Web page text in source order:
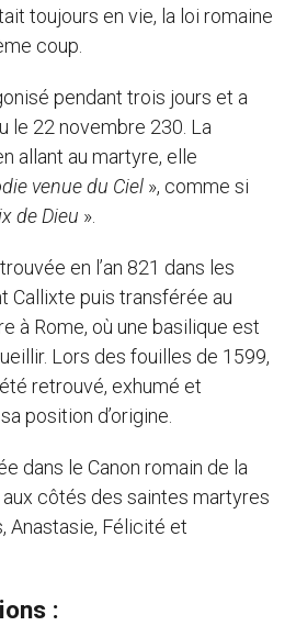
toujours en vie, la loi romaine
coup.
pendant trois jours et a
le 22 novembre 230. La
allant au martyre, elle
venue du Ciel », comme si
de Dieu ».
en l’an 821 dans les
Callixte puis transférée au
à Rome, où une basilique est
Lors des fouilles de 1599,
retrouvé, exhumé et
position d’origine.
dans le Canon romain de la
côtés des saintes martyres
Anastasie, Félicité et
: